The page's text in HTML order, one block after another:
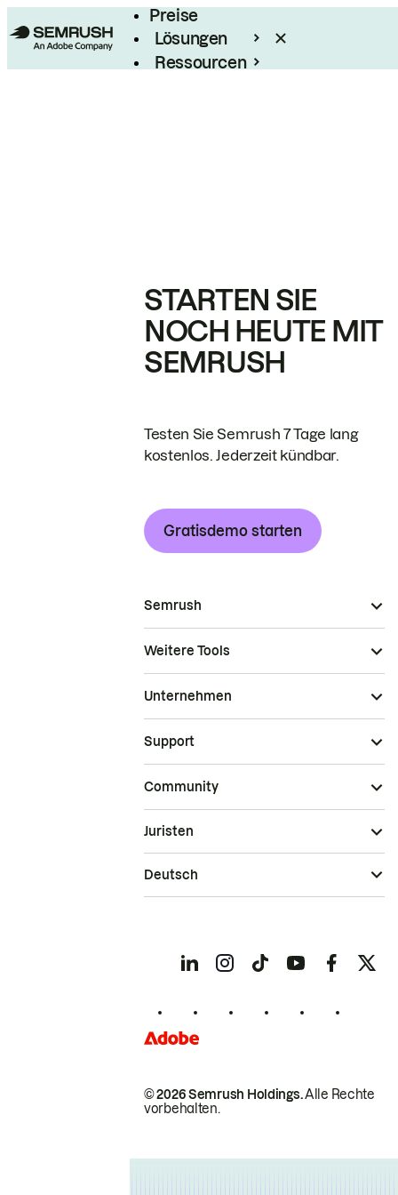
Preise
Lösungen
Ressourcen
STARTEN SIE
NOCH HEUTE MIT
SEMRUSH
Testen Sie Semrush 7 Tage lang
kostenlos. Jederzeit kündbar.
Gratisdemo starten
Semrush
Weitere Tools
Unternehmen
Support
Community
© 2026 Semrush Holdings.Alle Rechte
vorbehalten.
Juristen
Deutsch